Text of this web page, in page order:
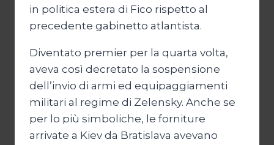
in politica estera di Fico rispetto al
precedente gabinetto atlantista.
Diventato premier per la quarta volta,
aveva così decretato la sospensione
dell’invio di armi ed equipaggiamenti
militari al regime di Zelensky. Anche se
per lo più simboliche, le forniture
arrivate a Kiev da Bratislava avevano